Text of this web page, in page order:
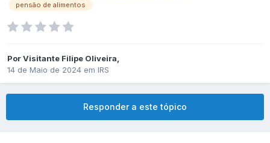
pensão de alimentos
PorVisitante Filipe Oliveira,
14 de Maio de 2024 em IRS
Responder a este tópico